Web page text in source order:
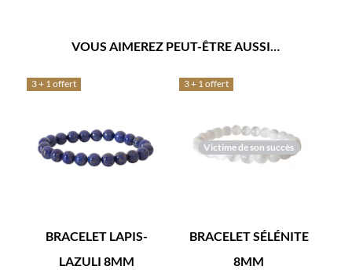
VOUS AIMEREZ PEUT-ÊTRE AUSSI…
3 + 1 offert
BRACELET LAPIS-
LAZULI 8MM
Victime de son succès
3 + 1 offert
BRACELET SÉLÉNITE
8MM